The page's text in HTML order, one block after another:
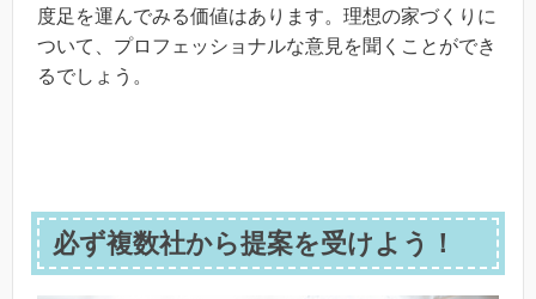
度足を運んでみる価値はあります。理想の家づくりに
ついて、プロフェッショナルな意見を聞くことができ
るでしょう。
必ず複数社から提案を受けよう！